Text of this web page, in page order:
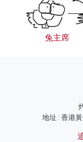
兔主席
地址 : 香港